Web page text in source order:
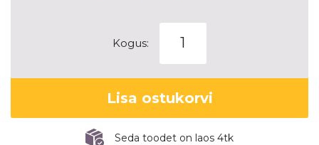
Kogus:
Stark
Gloss
Black
8,5x19
5x130
ET54
Lisa ostukorvi
Seda toodet on laos 4tk